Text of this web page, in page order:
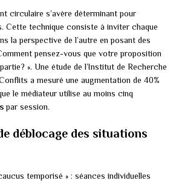
circulaire s’avère déterminant pour
Cette technique consiste à inviter chaque
la perspective de l’autre en posant des
pensez-vous que votre proposition
». Une étude de l’Institut de Recherche
a mesuré une augmentation de 40%
le médiateur utilise au moins cinq
par session.
déblocage des situations
temporisé » : séances individuelles